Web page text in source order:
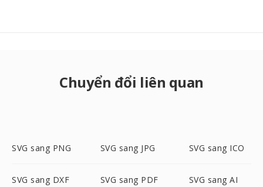
Chuyển đổi liên quan
SVG sang PNG SVG sang JPG SVG sang ICO
SVG sang DXF SVG sang PDF SVG sang AI